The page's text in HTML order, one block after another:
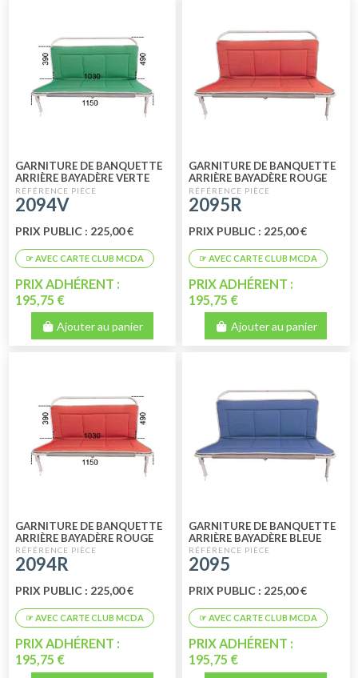
GARNITURE DE BANQUETTE
ARRIÈRE BAYADÈRE VERTE
2CV BERLINE AVEC KIT ENAC
2094V
PRIX PUBLIC : 225,00 €
PRIX ADHÉRENT :
195,75 €
Ajouter au panier
GARNITURE DE BANQUETTE
ARRIÈRE BAYADÈRE ROUGE
2CV FOURGONNETTE AVEC
KIT ENAC
2095R
PRIX PUBLIC : 225,00 €
PRIX ADHÉRENT :
195,75 €
Ajouter au panier
GARNITURE DE BANQUETTE
ARRIÈRE BAYADÈRE ROUGE
2CV BERLINE AVEC KIT ENAC
2094R
PRIX PUBLIC : 225,00 €
PRIX ADHÉRENT :
195,75 €
GARNITURE DE BANQUETTE
ARRIÈRE BAYADÈRE BLEUE
2CV FOURGONNETTE AVEC
KIT ENAC
2095
PRIX PUBLIC : 225,00 €
PRIX ADHÉRENT :
195,75 €